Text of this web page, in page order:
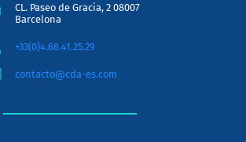
CL. Paseo de Gracia, 2 08007
Barcelona
+33(0)4.68.41.25.29
contacto@cda-es.com